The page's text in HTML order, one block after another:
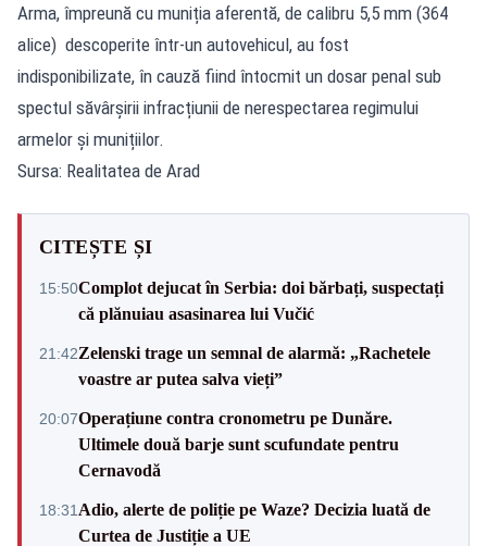
Arma, împreună cu muniția aferentă, de calibru 5,5 mm (364
alice) descoperite într-un autovehicul, au fost
indisponibilizate, în cauză fiind întocmit un dosar penal sub
spectul săvârșirii infracțiunii de nerespectarea regimului
armelor și munițiilor.
Sursa: Realitatea de Arad
CITEȘTE ȘI
15:50Complot dejucat în Serbia: doi bărbați, suspectați
că plănuiau asasinarea lui Vučić
21:42Zelenski trage un semnal de alarmă: „Rachetele
voastre ar putea salva vieți”
20:07Operațiune contra cronometru pe Dunăre.
Ultimele două barje sunt scufundate pentru
Cernavodă
18:31 Adio, alerte de poliție pe Waze? Decizia luată de
Curtea de Justiție a UE